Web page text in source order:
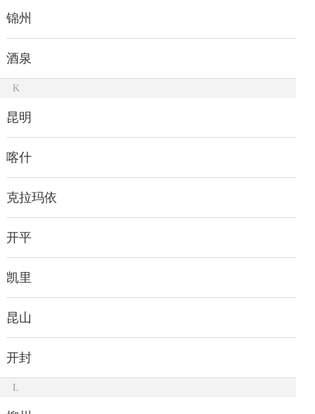
锦州
酒泉
K
昆明
喀什
克拉玛依
开平
凯里
昆山
开封
L